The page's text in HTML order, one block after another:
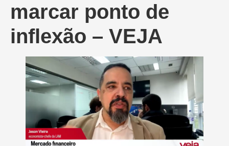
marcar ponto de
inflexão – VEJA